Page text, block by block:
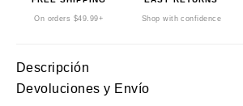
On orders $49.99+ Shop with confidence
Descripción
Devoluciones y Envío